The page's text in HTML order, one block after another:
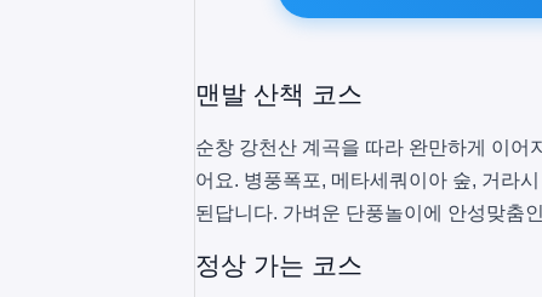
맨발 산책 코스
순창 강천산 계곡을 따라 완만하게 이어
어요. 병풍폭포, 메타세쿼이아 숲, 거라
된답니다. 가벼운 단풍놀이에 안성맞춤
정상 가는 코스